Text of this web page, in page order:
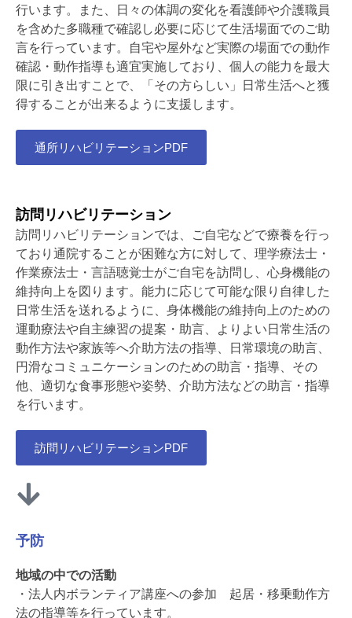
行います。また、日々の体調の変化を看護師や介護職員
を含めた多職種で確認し必要に応じて生活場面でのご助
言を行っています。自宅や屋外など実際の場面での動作
確認・動作指導も適宜実施しており、個人の能力を最大
限に引き出すことで、「その方らしい」日常生活へと獲
得することが出来るように支援します。
通所リハビリテーションPDF
訪問リハビリテーション
訪問リハビリテーションでは、ご自宅などで療養を行っ
ており通院することが困難な方に対して、理学療法士・
作業療法士・言語聴覚士がご自宅を訪問し、心身機能の
維持向上を図ります。能力に応じて可能な限り自律した
日常生活を送れるように、身体機能の維持向上のための
運動療法や自主練習の提案・助言、よりよい日常生活の
動作方法や家族等へ介助方法の指導、日常環境の助言、
円滑なコミュニケーションのための助言・指導、その
他、適切な食事形態や姿勢、介助方法などの助言・指導
を行います。
訪問リハビリテーションPDF
予防
地域の中での活動
・法人内ボランティア講座への参加 起居・移乗動作方
法の指導等を行っています。